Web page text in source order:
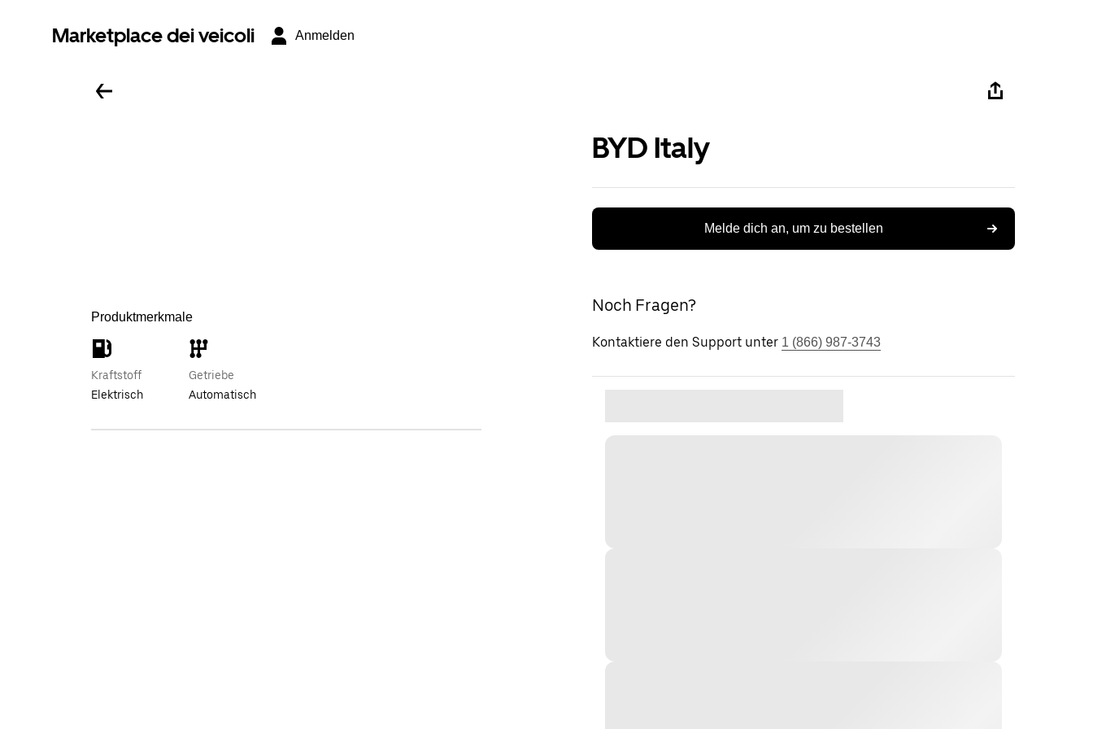
Marketplace dei veicoli Anmelden
Produktmerkmale
Kraftstoff
Elektrisch
Getriebe
Automatisch
BYD Italy
Melde dich an, um zu bestellen
Noch Fragen?
Kontaktiere den Support unter 1 (866) 987-3743